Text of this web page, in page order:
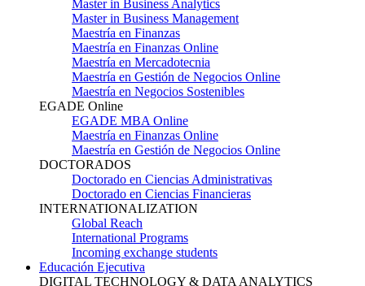
Master in Business Analytics
Master in Business Management
Maestría en Finanzas
Maestría en Finanzas Online
Maestría en Mercadotecnia
Maestría en Gestión de Negocios Online
Maestría en Negocios Sostenibles
EGADE Online
EGADE MBA Online
Maestría en Finanzas Online
Maestría en Gestión de Negocios Online
DOCTORADOS
Doctorado en Ciencias Administrativas
Doctorado en Ciencias Financieras
INTERNATIONALIZATION
Global Reach
International Programs
Incoming exchange students
Educación Ejecutiva
DIGITAL TECHNOLOGY & DATA ANALYTICS